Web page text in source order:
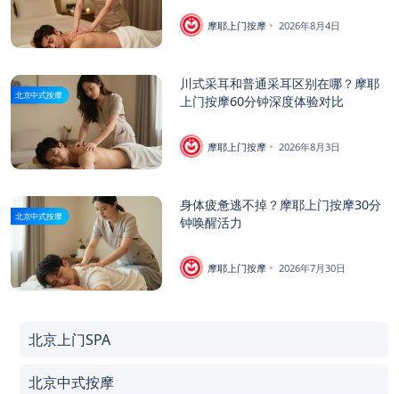
摩耶上门按摩 2026年8月4日
北京中式按摩
川式采耳和普通采耳区别在哪？摩耶
上门按摩60分钟深度体验对比
摩耶上门按摩 2026年8月3日
北京中式按摩
身体疲惫逃不掉？摩耶上门按摩30分
钟唤醒活力
摩耶上门按摩 2026年7月30日
北京上门SPA
北京中式按摩